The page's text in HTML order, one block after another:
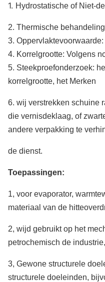
1. Hydrostatische of Niet-
2. Thermische
3.
4. Korrelgrootte: Volgens
5. Steekproefonderzoek:
korrelgrootte, het Merken
6. wij verstrekken schuine
die vernisdeklaag, of
andere verpakking te
de dienst.
Toepassingen:
1, voor evaporator,
materiaal van de
2, wijd gebruikt op het
petrochemisch de
3, Gewone structurele
structurele doeleinden,